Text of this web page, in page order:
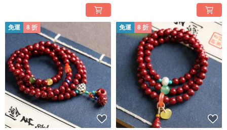
免運 8 折 免運 8 折